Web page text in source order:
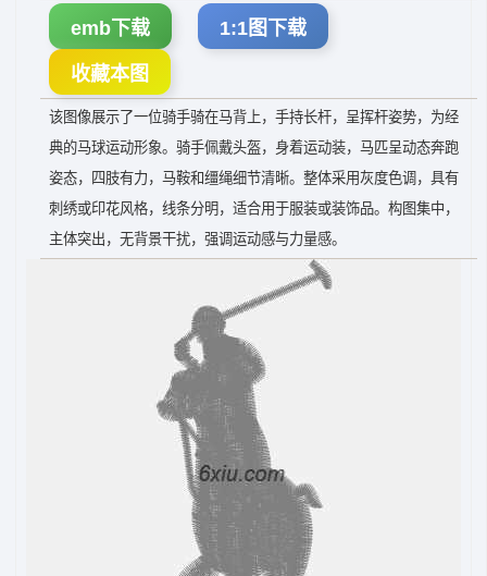
emb下载 1:1图下载
收藏本图
该图像展示了一位骑手骑在马背上，手持长杆，呈挥杆姿势，为经
典的马球运动形象。骑手佩戴头盔，身着运动装，马匹呈动态奔跑
姿态，四肢有力，马鞍和缰绳细节清晰。整体采用灰度色调，具有
刺绣或印花风格，线条分明，适合用于服装或装饰品。构图集中，
主体突出，无背景干扰，强调运动感与力量感。